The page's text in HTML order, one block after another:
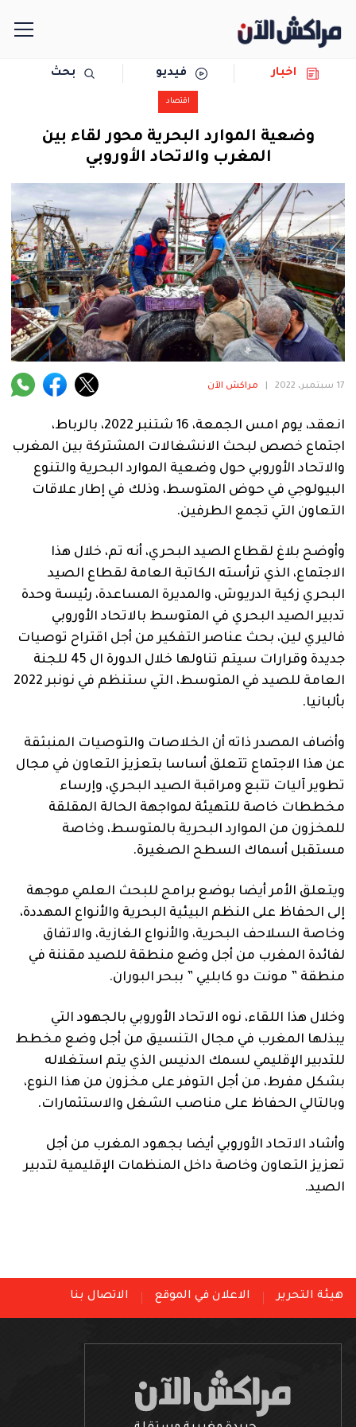
مجتمع
رياضة
حوادث
دولية
المرأة
فنية
آراء
اخبار فيديو بحث
اقتصاد
وضعية الموارد البحرية محور لقاء بين
المغرب والاتحاد الأوروبي
17 سبتمبر، 2022 مراكش الآن
انعقد، يوم امس الجمعة، 16 شتنبر 2022، بالرباط،
اجتماع خصص لبحث الانشغالات المشتركة بين المغرب
والاتحاد الأوروبي حول وضعية الموارد البحرية والتنوع
البيولوجي في حوض المتوسط، وذلك في إطار علاقات
التعاون التي تجمع الطرفين.
وأوضح بلاغ لقطاع الصيد البحري، أنه تم، خلال هذا
الاجتماع، الذي ترأسته الكاتبة العامة لقطاع الصيد
البحري زكية الدريوش، والمديرة المساعدة، رئيسة وحدة
تدبير الصيد البحري في المتوسط بالاتحاد الأوروبي
فاليري لين، بحث عناصر التفكير من أجل اقتراح توصيات
جديدة وقرارات سيتم تناولها خلال الدورة ال 45 للجنة
العامة للصيد في المتوسط، التي ستنظم في نونبر 2022
بألبانيا.
وأضاف المصدر ذاته أن الخلاصات والتوصيات المنبثقة
عن هذا الاجتماع تتعلق أساسا بتعزيز التعاون في مجال
تطوير آليات تتبع ومراقبة الصيد البحري، وإرساء
مخططات خاصة للتهيئة لمواجهة الحالة المقلقة
للمخزون من الموارد البحرية بالمتوسط، وخاصة
مستقبل أسماك السطح الصغيرة.
ويتعلق الأمر أيضا بوضع برامج للبحث العلمي موجهة
إلى الحفاظ على النظم البيئية البحرية والأنواع المهددة،
وخاصة السلاحف البحرية، والأنواع الغازية، والاتفاق
لفائدة المغرب من أجل وضع منطقة للصيد مقننة في
منطقة ” مونت دو كابليي ” ببحر البوران.
وخلال هذا اللقاء، نوه الاتحاد الأوروبي بالجهود التي
يبذلها المغرب في مجال التنسيق من أجل وضع مخطط
للتدبير الإقليمي لسمك الدنيس الذي يتم استغلاله
بشكل مفرط، من أجل التوفر على مخزون من هذا النوع،
وبالتالي الحفاظ على مناصب الشغل والاستثمارات.
وأشاد الاتحاد الأوروبي أيضا بجهود المغرب من أجل
تعزيز التعاون وخاصة داخل المنظمات الإقليمية لتدبير
الصيد.
هيئة التحرير الاعلان في الموقع الاتصال بنا